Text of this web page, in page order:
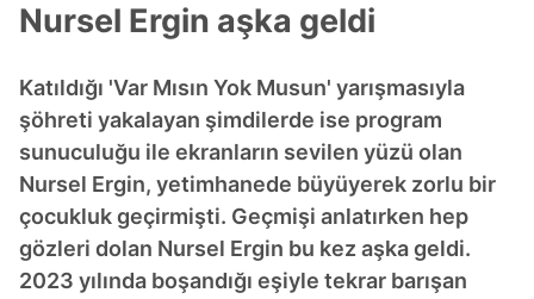
Nursel Ergin aşka geldi
Katıldığı 'Var Mısın Yok Musun' yarışmasıyla
şöhreti yakalayan şimdilerde ise program
sunuculuğu ile ekranların sevilen yüzü olan
Nursel Ergin, yetimhanede büyüyerek zorlu bir
çocukluk geçirmişti. Geçmişi anlatırken hep
gözleri dolan Nursel Ergin bu kez aşka geldi.
2023 yılında boşandığı eşiyle tekrar barışan